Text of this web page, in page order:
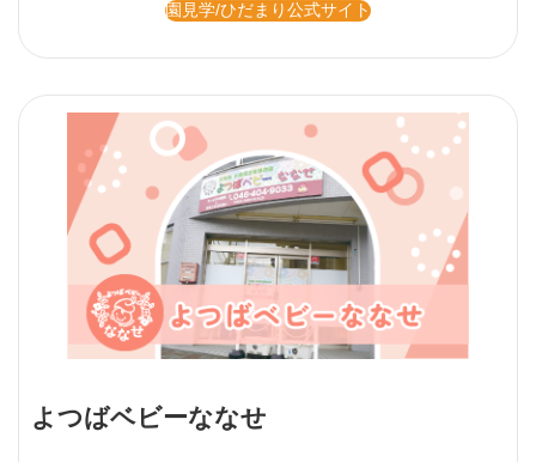
園見学/ひだまり公式サイト
よつばベビーななせ